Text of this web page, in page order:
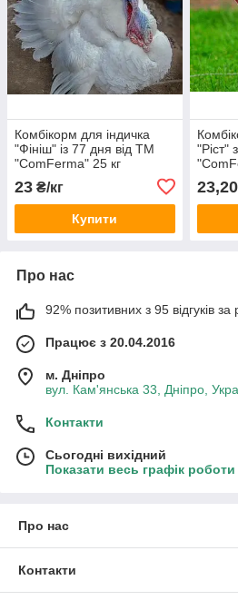
Комбікорм для індичка
"Фініш" із 77 дня від ТМ
"ComFerma" 25 кг
23 ₴/кг
Купити
"Ріст"
23,20
Про нас
92% позитивних з 95 відгуків за
Працює з 20.04.2016
м. Дніпро
вул. Кам'янська 33, Дніпро,
Контакти
Сьогодні вихідний
Показати весь графік роботи
Про нас
Контакти